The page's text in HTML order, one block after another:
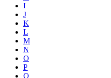
I
J
K
L
M
N
O
P
Q